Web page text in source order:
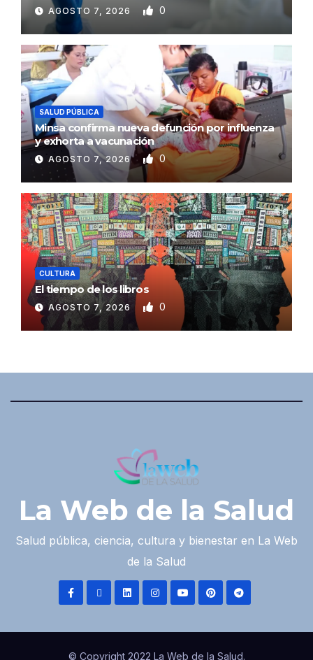
AGOSTO 7, 2026 0
SALUD PÚBLICA
Minsa confirma nueva defunción por influenza
y exhorta a vacunación
AGOSTO 7, 2026 0
CULTURA
El tiempo de los libros
AGOSTO 7, 2026 0
La Web de la Salud
Salud pública, ciencia, cultura y bienestar en La Web
de la Salud
© Copyright 2022 La Web de la Salud.